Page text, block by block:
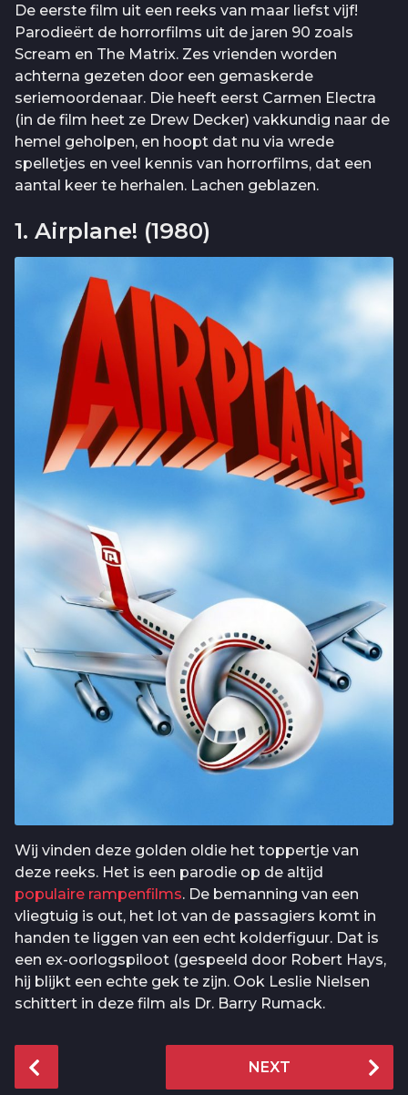
De eerste film uit een reeks van maar liefst vijf!
Parodieërt de horrorfilms uit de jaren 90 zoals
Scream en The Matrix. Zes vrienden worden
achterna gezeten door een gemaskerde
seriemoordenaar. Die heeft eerst Carmen Electra
(in de film heet ze Drew Decker) vakkundig naar de
hemel geholpen, en hoopt dat nu via wrede
spelletjes en veel kennis van horrorfilms, dat een
aantal keer te herhalen. Lachen geblazen.
1. Airplane! (1980)
Wij vinden deze golden oldie het toppertje van
deze reeks. Het is een parodie op de altijd
populaire rampenfilms. De bemanning van een
vliegtuig is out, het lot van de passagiers komt in
handen te liggen van een echt kolderfiguur. Dat is
een ex-oorlogspiloot (gespeeld door Robert Hays,
hij blijkt een echte gek te zijn. Ook Leslie Nielsen
schittert in deze film als Dr. Barry Rumack.
o
NEXT